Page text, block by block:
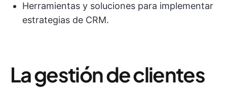
Herramientas y soluciones para implementar
estrategias de CRM.
La gestión de clientes